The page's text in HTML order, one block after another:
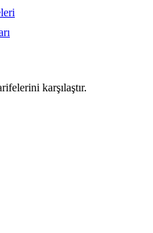
karşılaştır.